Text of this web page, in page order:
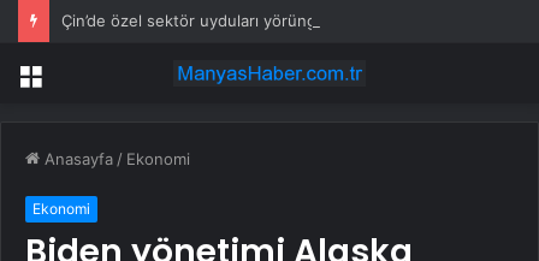
Menü
Anasayfa / Ekonomi
Ekonomi